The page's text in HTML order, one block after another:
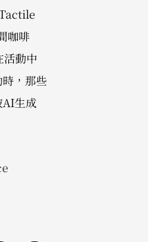
咖啡
動中
，那些
AI生成